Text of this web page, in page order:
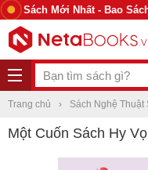
Sách Mới Nhất - Bao Sách
Trang chủ Sách Nghệ Thuật
Một Cuốn Sách Hy